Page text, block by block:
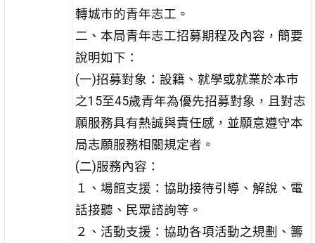
轉城市的青年志工。
二、本局青年志工招募期程及內容，簡要
說明如下：
(一)招募對象：設籍、就學或就業於本市
之15至45歲青年為優先招募對象，且對志
願服務具有熱誠與責任感，並願意遵守本
局志願服務相關規定者。
(二)服務內容：
１、場館支援：協助接待引導、解說、電
話接聽、民眾諮詢等。
２、活動支援：協助各項活動之規劃、籌